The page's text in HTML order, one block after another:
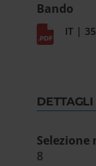
Bando
IT |
DETTAGLI
Selezione
8